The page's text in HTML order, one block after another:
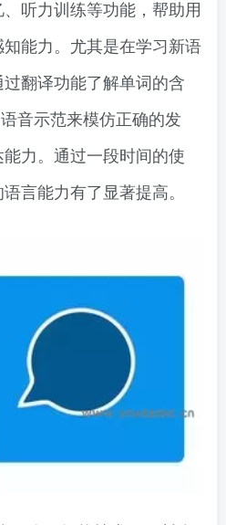
听力训练等功能，帮助用
能力。尤其是在学习新语
翻译功能了解单词的含
音示范来模仿正确的发
力。通过一段时间的使
言能力有了显著提高。